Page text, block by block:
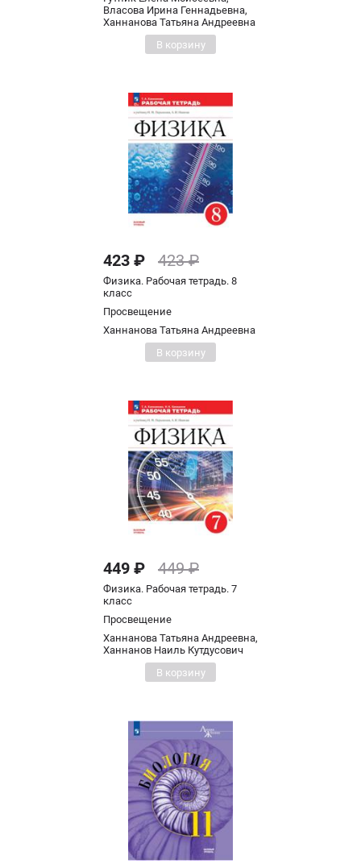
Власова Ирина Геннадьевна,
Ханнанова Татьяна Андреевна
В корзину
423 ₽ 423 ₽
Физика. Рабочая тетрадь. 8
класс
Просвещение
Ханнанова Татьяна Андреевна
В корзину
449 ₽ 449 ₽
Физика. Рабочая тетрадь. 7
класс
Просвещение
Ханнанова Татьяна Андреевна,
Ханнанов Наиль Кутдусович
В корзину